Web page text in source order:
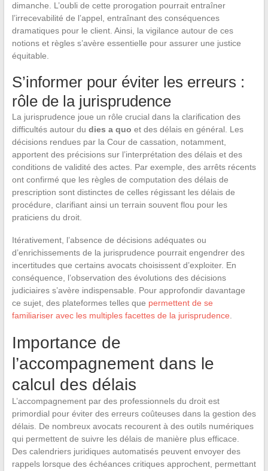
dimanche. L’oubli de cette prorogation pourrait entraîner
l’irrecevabilité de l’appel, entraînant des conséquences
dramatiques pour le client. Ainsi, la vigilance autour de ces
notions et règles s’avère essentielle pour assurer une justice
équitable.
S’informer pour éviter les erreurs :
rôle de la jurisprudence
La jurisprudence joue un rôle crucial dans la clarification des
difficultés autour du dies a quo et des délais en général. Les
décisions rendues par la Cour de cassation, notamment,
apportent des précisions sur l’interprétation des délais et des
conditions de validité des actes. Par exemple, des arrêts récents
ont confirmé que les règles de computation des délais de
prescription sont distinctes de celles régissant les délais de
procédure, clarifiant ainsi un terrain souvent flou pour les
praticiens du droit.
Itérativement, l’absence de décisions adéquates ou
d’enrichissements de la jurisprudence pourrait engendrer des
incertitudes que certains avocats choisissent d’exploiter. En
conséquence, l’observation des évolutions des décisions
judiciaires s’avère indispensable. Pour approfondir davantage
ce sujet, des plateformes telles que permettent de se
familiariser avec les multiples facettes de la jurisprudence.
Importance de
l’accompagnement dans le
calcul des délais
L’accompagnement par des professionnels du droit est
primordial pour éviter des erreurs coûteuses dans la gestion des
délais. De nombreux avocats recourent à des outils numériques
qui permettent de suivre les délais de manière plus efficace.
Des calendriers juridiques automatisés peuvent envoyer des
rappels lorsque des échéances critiques approchent, permettant